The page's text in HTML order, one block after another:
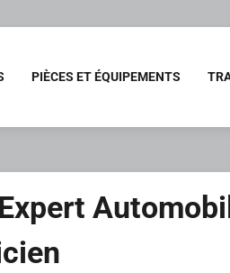
PIÈCES ET ÉQUIPEMENTS